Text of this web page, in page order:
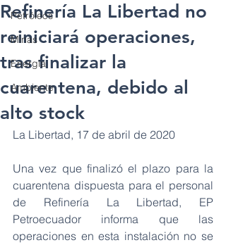
Petróleos
Minas
Energía
Ambiente
Refinería La Libertad no
reiniciará operaciones,
tras finalizar la
cuarentena, debido al
alto stock
La Libertad, 17 de abril de 2020
Una vez que finalizó el plazo para la
cuarentena dispuesta para el personal
de Refinería La Libertad, EP
Petroecuador informa que las
operaciones en esta instalación no se